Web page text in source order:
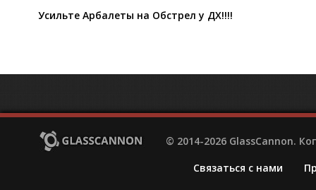
Усильте Арбалеты на Обстрел у ДХ!!!!
© 2014-2026 GlassCannon.
Связаться с нами